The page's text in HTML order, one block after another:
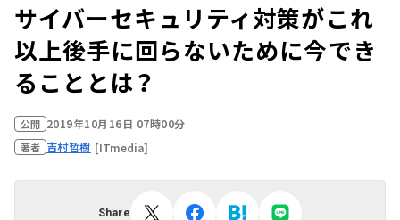
サイバーセキュリティ対策がこれ
以上後手に回らないために今でき
ることとは？
公開 2019年10月16日 07時00分
著者 吉村哲樹 [ITmedia]
Share